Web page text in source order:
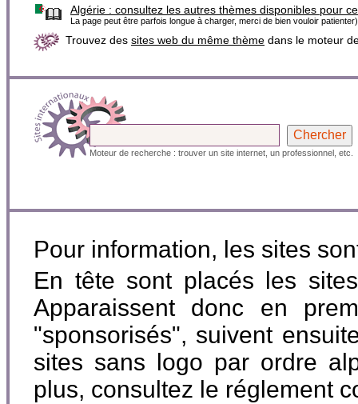
Algérie : consultez les autres thèmes disponibles pour
La page peut être parfois longue à charger, merci de bien vouloir patienter)
Trouvez des sites web du même thème dans le moteur
Moteur de recherche : trouver un site internet, un professionnel, etc.
Pour information, les sites
En tête sont placés les
Apparaissent donc en
"sponsorisés", suivent
sites sans logo par ordre
plus, consultez le réglement